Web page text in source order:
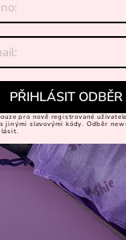
PŘIHLÁSIT ODBĚR
pro nově registrované
jinými slevovými kódy. Odběr